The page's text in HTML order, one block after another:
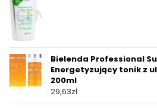
Bielenda Professional
Energetyzujący tonik z
200ml
29,63zł